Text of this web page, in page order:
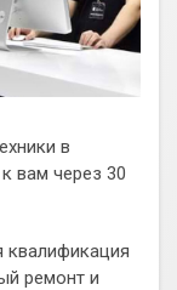
в
вам через 30
квалификация
ремонт и